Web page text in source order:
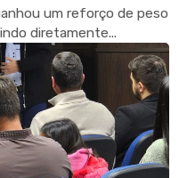
um reforço de peso
diretamente...